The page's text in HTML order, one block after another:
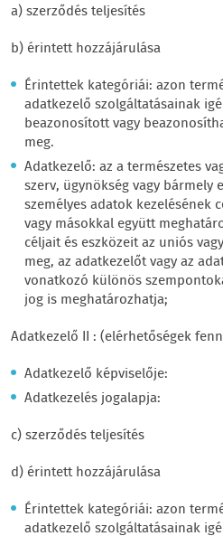
a) szerződés teljesítés
b) érintett hozzájárulása
Érintettek kategóriái: azon
adatkezelő szolgáltatásainak
beazonosított vagy
meg.
Adatkezelő: az a természetes
szerv, ügynökség vagy bármely
személyes adatok kezelésének
vagy másokkal együtt
céljait és eszközeit az uniós
meg, az adatkezelőt vagy az
vonatkozó különös
jog is meghatározhatja;
Adatkezelő II : (elérhetőségek
Adatkezelő képviselője:
Adatkezelés jogalapja:
c) szerződés teljesítés
d) érintett hozzájárulása
Érintettek kategóriái: azon
adatkezelő szolgáltatásainak